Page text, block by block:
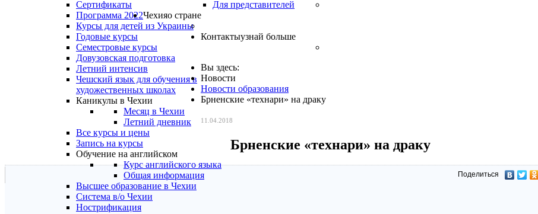
Сертификаты
Для представителей
Программа 2022
Курсы для детей из Украины
Годовые курсы
Семестровые курсы
Довузовская подготовка
Летний интенсив
Чешский язык для обучения в
художественных школах
Каникулы в Чехии
Месяц в Чехии
Летний дневник
Все курсы и цены
Запись на курсы
Обучение на английском
Курс английского языка
Общая информация
Высшее образование в Чехии
Система в/о Чехии
Нострификация
Чехияо стране
Контактыузнай больше
Вы здесь:
Новости
Новости образования
Брненские «технари» на драку
11.04.2018
Брненские «технари» на драку
Поделиться